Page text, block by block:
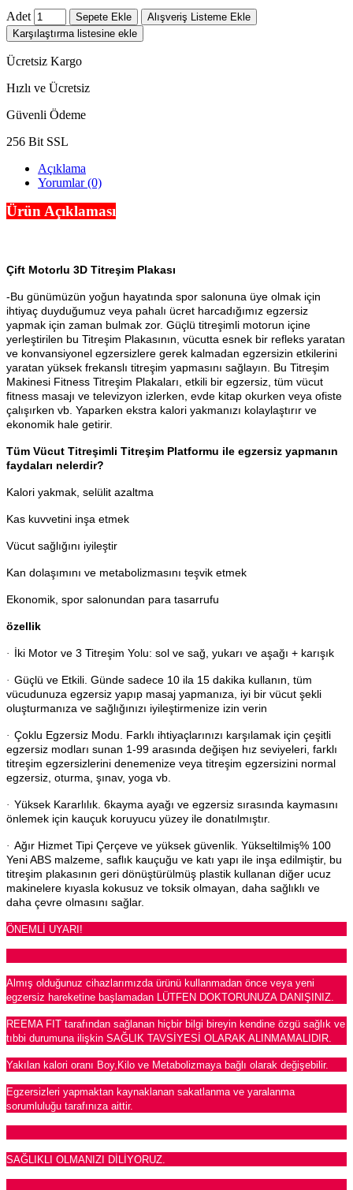
Adet Sepete Ekle
Alışveriş Listeme Ekle
Karşılaştırma listesine ekle
Ücretsiz Kargo
Hızlı ve Ücretsiz
Güvenli Ödeme
256 Bit SSL
Açıklama
Yorumlar (0)
Ürün Açıklaması
Çift Motorlu 3D Titreşim Plakası
-Bu günümüzün yoğun hayatında spor salonuna üye olmak için
ihtiyaç duyduğumuz veya pahalı ücret harcadığımız egzersiz
yapmak için zaman bulmak zor. Güçlü titreşimli motorun içine
yerleştirilen bu Titreşim Plakasının, vücutta esnek bir refleks yaratan
ve konvansiyonel egzersizlere gerek kalmadan egzersizin etkilerini
yaratan yüksek frekanslı titreşim yapmasını sağlayın. Bu Titreşim
Makinesi Fitness Titreşim Plakaları, etkili bir egzersiz, tüm vücut
fitness masajı ve televizyon izlerken, evde kitap okurken veya ofiste
çalışırken vb. Yaparken ekstra kalori yakmanızı kolaylaştırır ve
ekonomik hale getirir.
Tüm Vücut Titreşimli Titreşim Platformu ile egzersiz yapmanın
faydaları nelerdir?
Kalori yakmak, selülit azaltma
Kas kuvvetini inşa etmek
Vücut sağlığını iyileştir
Kan dolaşımını ve metabolizmasını teşvik etmek
Ekonomik, spor salonundan para tasarrufu
özellik
· İki Motor ve 3 Titreşim Yolu: sol ve sağ, yukarı ve aşağı + karışık
· Güçlü ve Etkili. Günde sadece 10 ila 15 dakika kullanın, tüm
vücudunuza egzersiz yapıp masaj yapmanıza, iyi bir vücut şekli
oluşturmanıza ve sağlığınızı iyileştirmenize izin verin
· Çoklu Egzersiz Modu. Farklı ihtiyaçlarınızı karşılamak için çeşitli
egzersiz modları sunan 1-99 arasında değişen hız seviyeleri, farklı
titreşim egzersizlerini denemenize veya titreşim egzersizini normal
egzersiz, oturma, şınav, yoga vb.
· Yüksek Kararlılık. 6kayma ayağı ve egzersiz sırasında kaymasını
önlemek için kauçuk koruyucu yüzey ile donatılmıştır.
· Ağır Hizmet Tipi Çerçeve ve yüksek güvenlik. Yükseltilmiş% 100
Yeni ABS malzeme, saflık kauçuğu ve katı yapı ile inşa edilmiştir, bu
titreşim plakasının geri dönüştürülmüş plastik kullanan diğer ucuz
makinelere kıyasla kokusuz ve toksik olmayan, daha sağlıklı ve
daha çevre olmasını sağlar.
ÖNEMLİ UYARI!
Almış olduğunuz cihazlarımızda ürünü kullanmadan önce veya yeni
egzersiz hareketine başlamadan LÜTFEN DOKTORUNUZA DANIŞINIZ.
REEMA FIT tarafından sağlanan hiçbir bilgi bireyin kendine özgü sağlık ve
tıbbi durumuna ilişkin SAĞLIK TAVSİYESİ OLARAK ALINMAMALIDIR.
Yakılan kalori oranı Boy,Kilo ve Metabolizmaya bağlı olarak değişebilir.
Egzersizleri yapmaktan kaynaklanan sakatlanma ve yaralanma
sorumluluğu tarafınıza aittir.
SAĞLIKLI OLMANIZI DİLİYORUZ.